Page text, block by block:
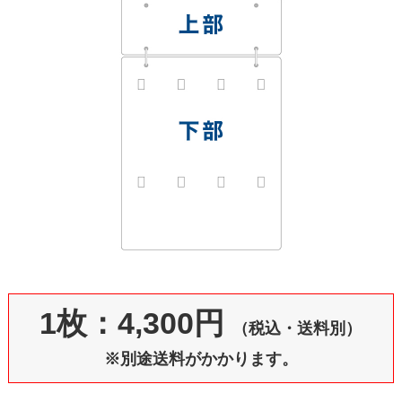
1枚：4,300円
（税込・送料別）
※別途送料がかかります。